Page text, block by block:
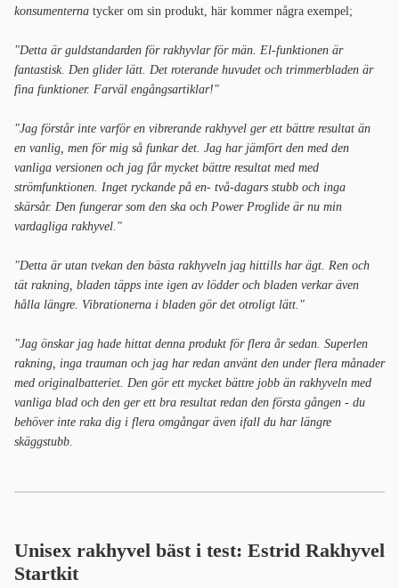
konsumenterna tycker om sin produkt, här kommer några exempel;
"Detta är guldstandarden för rakhyvlar för män. El-funktionen är
fantastisk. Den glider lätt. Det roterande huvudet och trimmerbladen är
fina funktioner. Farväl engångsartiklar!"
"Jag förstår inte varför en vibrerande rakhyvel ger ett bättre resultat än
en vanlig, men för mig så funkar det. Jag har jämfört den med den
vanliga versionen och jag får mycket bättre resultat med med
strömfunktionen. Inget ryckande på en- två-dagars stubb och inga
skärsår. Den fungerar som den ska och Power Proglide är nu min
vardagliga rakhyvel."
"Detta är utan tvekan den bästa rakhyveln jag hittills har ägt. Ren och
tät rakning, bladen täpps inte igen av lödder och bladen verkar även
hålla längre. Vibrationerna i bladen gör det otroligt lätt."
"Jag önskar jag hade hittat denna produkt för flera år sedan. Superlen
rakning, inga trauman och jag har redan använt den under flera månader
med originalbatteriet. Den gör ett mycket bättre jobb än rakhyveln med
vanliga blad och den ger ett bra resultat redan den första gången - du
behöver inte raka dig i flera omgångar även ifall du har längre
skäggstubb.
Unisex rakhyvel bäst i test: Estrid Rakhyvel
Startkit